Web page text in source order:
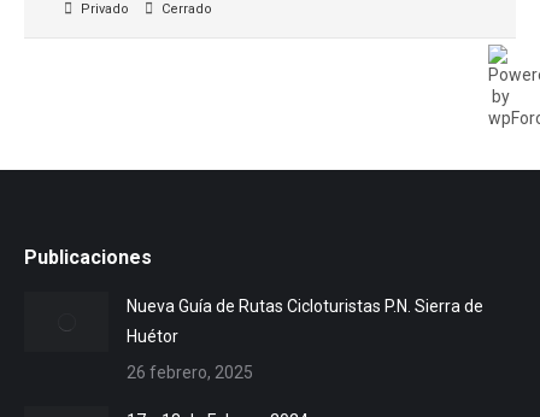
Privado
Cerrado
Publicaciones
Nueva Guía de Rutas Cicloturistas P.N. Sierra de
Huétor
26 febrero, 2025